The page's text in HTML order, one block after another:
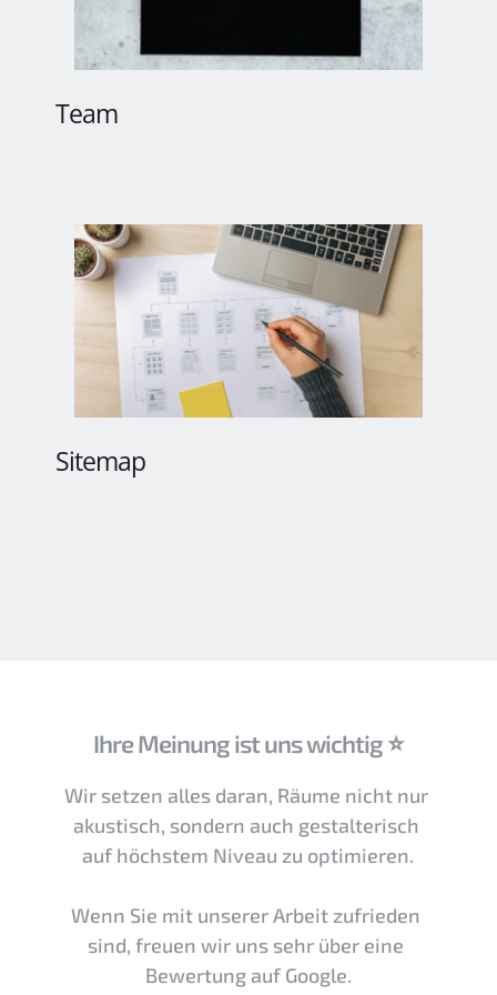
Team
Sitemap
Ihre Meinung ist uns wichtig ⭐
Wir setzen alles daran, Räume nicht nur
akustisch, sondern auch gestalterisch
auf höchstem Niveau zu optimieren.
Wenn Sie mit unserer Arbeit zufrieden
sind, freuen wir uns sehr über eine
Bewertung auf Google.